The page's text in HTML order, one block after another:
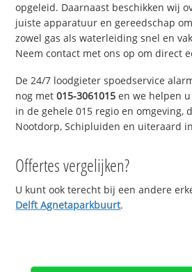
opgeleid. Daarnaast beschikken wij
juiste apparatuur en gereedschap
zowel gas als waterleiding snel en
Neem contact met ons op om direct
De 24/7 loodgieter spoedservice
nog met015-3061015 en we helpen
in de gehele 015 regio en omgeving,
Nootdorp, Schipluiden en uiteraard
Offertes vergelijken?
U kunt ook terecht bij een andere
Delft Agnetaparkbuurt.